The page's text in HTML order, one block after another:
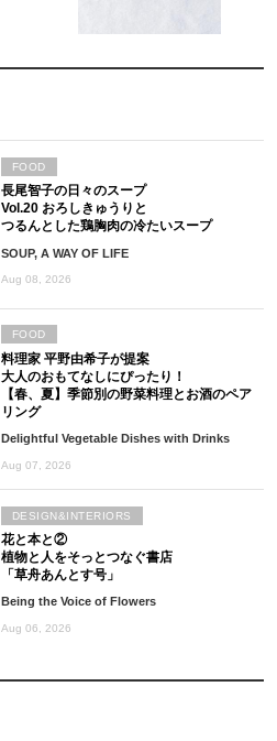
長尾智子の日々のスープ
Vol.20 おろしきゅうりと
つるんとした鶏胸肉の冷たいスープ
SOUP, A WAY OF LIFE
Aug 08, 2026
FOOD
料理家 平野由希子が提案
大人のおもてなしにぴったり！
【春、夏】季節別の野菜料理とお酒のペア
リング
Delightful Vegetable Dishes with Drinks
Aug 07, 2026
FOOD
花と本と②
植物と人をそっとつなぐ書店
「草舟あんとす号」
Being the Voice of Flowers
Aug 06, 2026
DESIGN&INTERIORS